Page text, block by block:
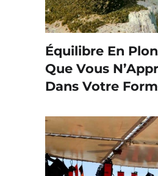
Équilibre En
Que Vous
Dans Votre